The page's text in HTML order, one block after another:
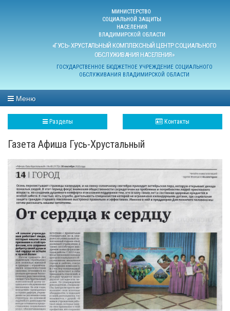
МИНИСТЕРСТВО
СОЦИАЛЬНОЙ ЗАЩИТЫ
НАСЕЛЕНИЯ
ВЛАДИМИРСКОЙ ОБЛАСТИ
«ГУСЬ- ХРУСТАЛЬНЫЙ КОМПЛЕКСНЫЙ ЦЕНТР СОЦИАЛЬНОГО
ОБСЛУЖИВАНИЯ НАСЕЛЕНИЯ»
ГОСУДАРСТВЕННОЕ БЮДЖЕТНОЕ УЧРЕЖДЕНИЕ СОЦИАЛЬНОГО
ОБСЛУЖИВАНИЯ ВЛАДИМИРСКОЙ ОБЛАСТИ
Меню
Разделы Контакты
Газета Афиша Гусь-Хрустальный